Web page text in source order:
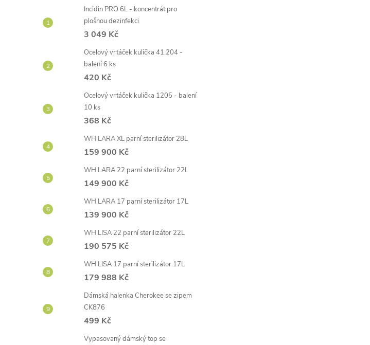
Incidin PRO 6L - koncentrát pro
plošnou dezinfekci
3 049 Kč
Ocelový vrtáček kulička 41.204 -
balení 6 ks
420 Kč
Ocelový vrtáček kulička 1205 - balení
10 ks
368 Kč
WH LARA XL parní sterilizátor 28L
159 900 Kč
WH LARA 22 parní sterilizátor 22L
149 900 Kč
WH LARA 17 parní sterilizátor 17L
139 900 Kč
WH LISA 22 parní sterilizátor 22L
190 575 Kč
WH LISA 17 parní sterilizátor 17L
179 988 Kč
Dámská halenka Cherokee se zipem
CK876
499 Kč
Vypasovaný dámský top se